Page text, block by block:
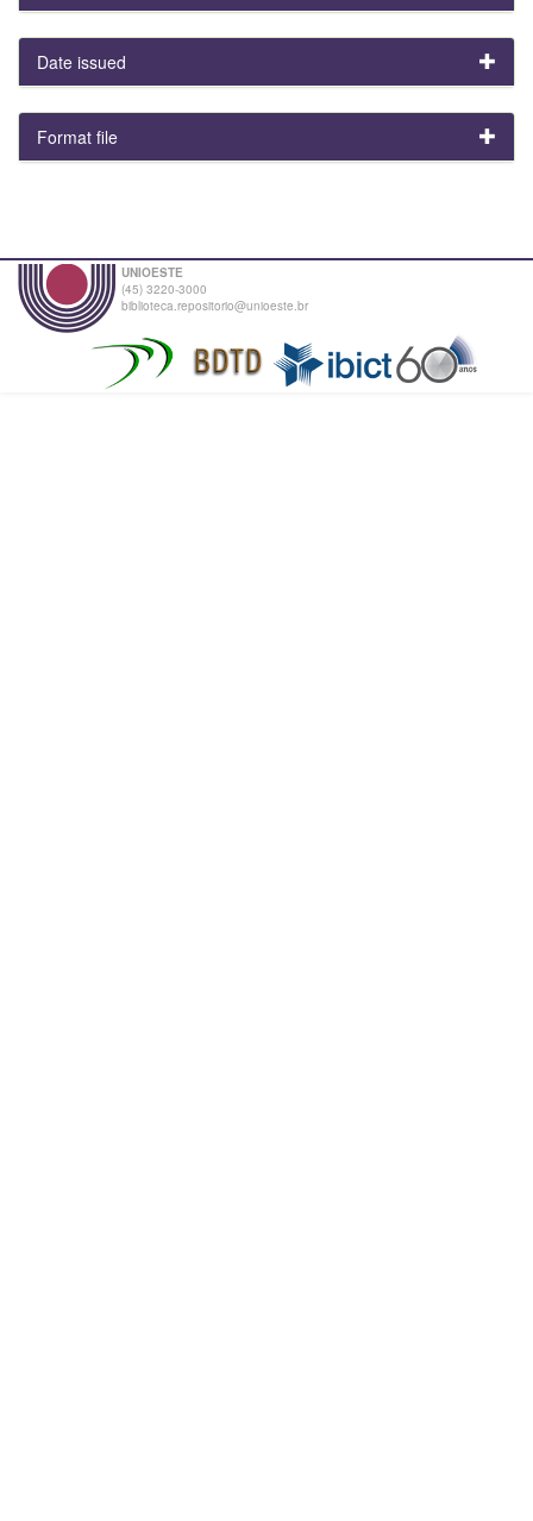
Date issued
Format file
UNIOESTE
(45) 3220-3000
biblioteca.repositorio@unioeste.br